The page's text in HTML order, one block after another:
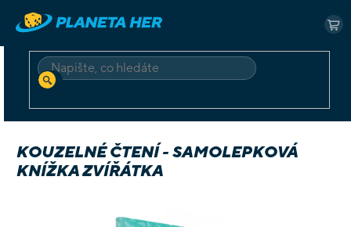
obsah
HLEDAT
KOUZELNÉ ČTENÍ - SAMOLEPKOVÁ
KNÍŽKA ZVÍŘÁTKA